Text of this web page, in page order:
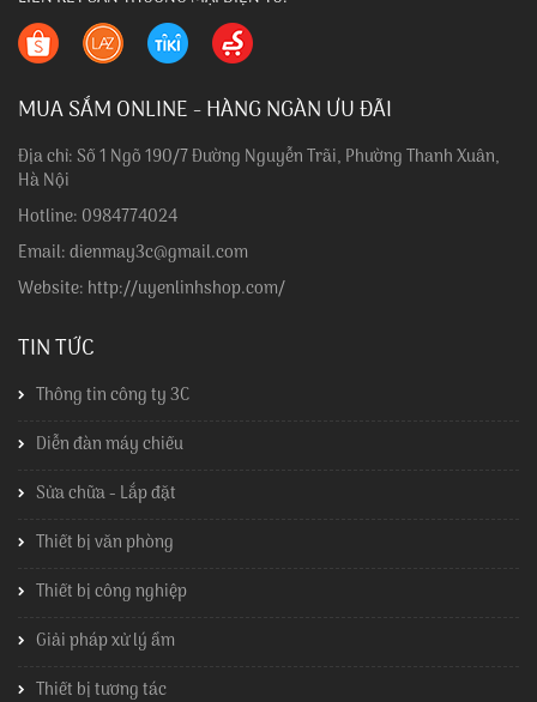
MUA SẮM ONLINE - HÀNG NGÀN ƯU ĐÃI
Địa chỉ: Số 1 Ngõ 190/7 Đường Nguyễn Trãi, Phường Thanh Xuân,
Hà Nội
Hotline: 0984774024
Email: dienmay3c@gmail.com
Website: http://uyenlinhshop.com/
TIN TỨC
Thông tin công ty 3C
Diễn đàn máy chiếu
Sửa chữa - Lắp đặt
Thiết bị văn phòng
Thiết bị công nghiệp
Giải pháp xử lý ẩm
Thiết bị tương tác